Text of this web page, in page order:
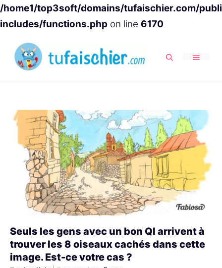
/home1/top3soft/domains/tufaischier.com/
includes/functions.php on line 6170
contenu
Seuls les gens avec un bon QI arrivent à
trouver les 8 oiseaux cachés dans cette
image. Est-ce votre cas ?